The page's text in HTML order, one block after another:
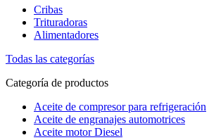
Cribas
Trituradoras
Alimentadores
Todas las categorías
Categoría de productos
Aceite de compresor para refrigeración
Aceite de engranajes automotrices
Aceite motor Diesel